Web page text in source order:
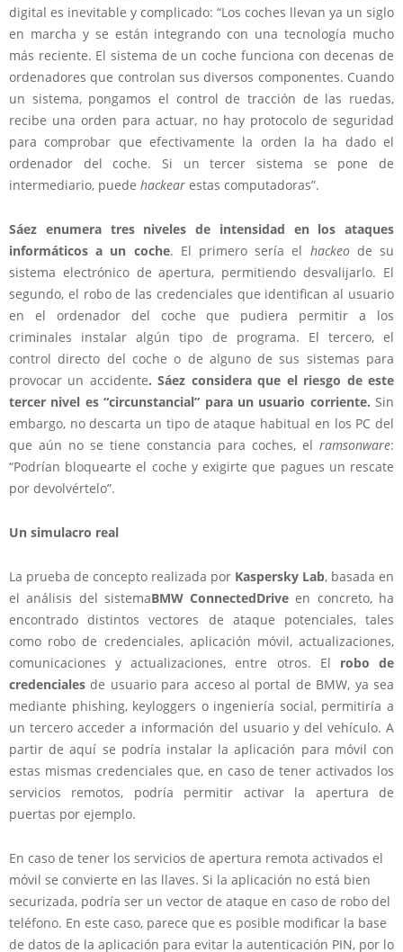
digital es inevitable y complicado: “Los coches llevan ya un siglo
en marcha y se están integrando con una tecnología mucho
más reciente. El sistema de un coche funciona con decenas de
ordenadores que controlan sus diversos componentes. Cuando
un sistema, pongamos el control de tracción de las ruedas,
recibe una orden para actuar, no hay protocolo de seguridad
para comprobar que efectivamente la orden la ha dado el
ordenador del coche. Si un tercer sistema se pone de
intermediario, puede hackear estas computadoras”.
Sáez enumera tres niveles de intensidad en los ataques
informáticos a un coche. El primero sería el hackeode su
sistema electrónico de apertura, permitiendo desvalijarlo. El
segundo, el robo de las credenciales que identifican al usuario
en el ordenador del coche que pudiera permitir a los
criminales instalar algún tipo de programa. El tercero, el
control directo del coche o de alguno de sus sistemas para
provocar un accidente. Sáez considera que el riesgo de este
tercer nivel es “circunstancial” para un usuario corriente. Sin
embargo, no descarta un tipo de ataque habitual en los PC del
que aún no se tiene constancia para coches, el ramsonware:
“Podrían bloquearte el coche y exigirte que pagues un rescate
por devolvértelo”.
Un simulacro real
La prueba de concepto realizada por Kaspersky Lab, basada en
el análisis del sistemaBMW ConnectedDrive en concreto, ha
encontrado distintos vectores de ataque potenciales, tales
como robo de credenciales, aplicación móvil, actualizaciones,
comunicaciones y actualizaciones, entre otros. El robo de
credenciales de usuario para acceso al portal de BMW, ya sea
mediante phishing, keyloggers o ingeniería social, permitiría a
un tercero acceder a información del usuario y del vehículo. A
partir de aquí se podría instalar la aplicación para móvil con
estas mismas credenciales que, en caso de tener activados los
servicios remotos, podría permitir activar la apertura de
puertas por ejemplo.
En caso de tener los servicios de apertura remota activados el
móvil se convierte en las llaves. Si la aplicación no está bien
securizada, podría ser un vector de ataque en caso de robo del
teléfono. En este caso, parece que es posible modificar la base
de datos de la aplicación para evitar la autenticación PIN, por lo